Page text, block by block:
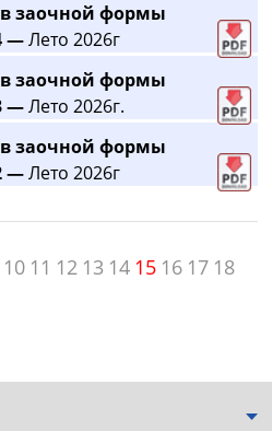
заочной формы
—Лето 2026г
заочной формы
—Лето 2026г.
заочной формы
—Лето 2026г
10 11 12 13 14 15 16 17 18